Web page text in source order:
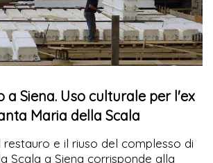
a Siena. Uso culturale per l'ex
Maria della Scala
e il riuso del complesso di
Scala a Siena corrisponde alla